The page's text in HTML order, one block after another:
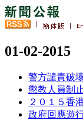
01-02-2015
警方譴責破
懲教人員制
２０１５香
政府回應遊